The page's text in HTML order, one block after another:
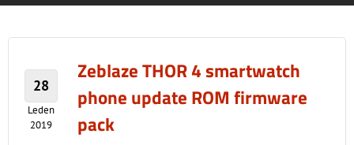
28
Leden
2019
Zeblaze THOR 4 smartwatch
phone update ROM firmware
pack